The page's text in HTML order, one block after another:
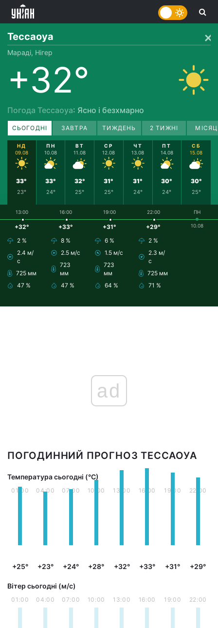
Тессаоуа
Мараді, Нігер
+32°
Погода Тессаоуа: Ясно і безхмарно
СЬОГОДНІ ЗАВТРА ТИЖДЕНЬ 2 ТИЖНІ
НД
09.08
33°
23°
ПН
10.08
33°
24°
ВТ
11.08
32°
25°
СР
12.08
31°
25°
ЧТ
13.08
31°
24°
ПТ
14.08
30°
24°
СБ
15.08
30°
25°
13:00
+32°
2 %
2.4 м/
с
725 мм
47 %
16:00
+33°
8 %
2.5 м/с
723
мм
47 %
19:00
+31°
6 %
1.5 м/с
723
мм
64 %
22:00
+29°
2 %
2.3 м/
с
725 мм
71 %
ПН
10.08
ad
ПОГОДИННИЙ ПРОГНОЗ ТЕССАОУА
Температура сьогодні (°С)
01:00
+25°
04:00
+23°
07:00
+24°
10:00
+28°
13:00
+32°
16:00
+33°
19:00
+31°
22:00
+29°
Вітер сьогодні (м/с)
01:00 04:00 07:00 10:00 13:00 16:00 19:00 22:00